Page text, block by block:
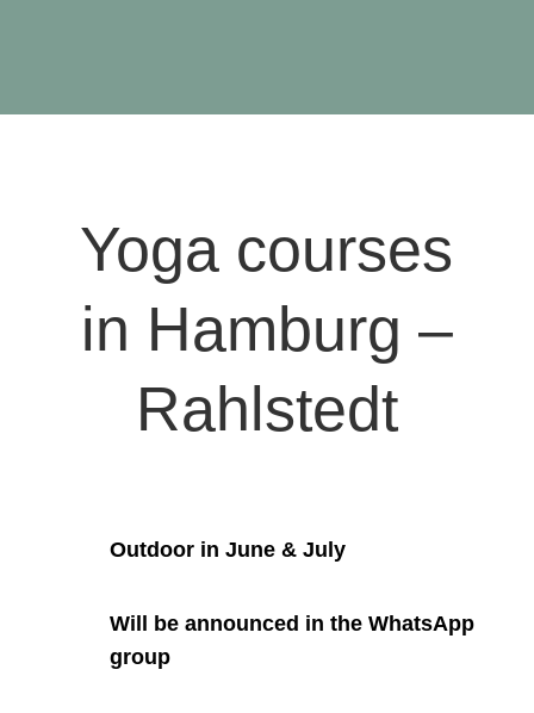
Yoga courses
in Hamburg –
Rahlstedt
Outdoor in June & July
Will be announced in the WhatsApp
group